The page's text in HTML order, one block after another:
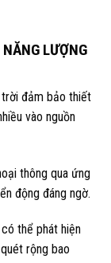
LƯỢNG
đảm bảo thiết
vào nguồn
thông qua ứng
động đáng ngờ.
thể phát hiện
rộng bao